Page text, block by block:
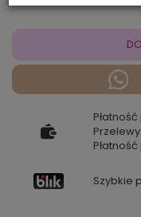
Szybkie